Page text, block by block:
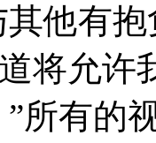
他有
将允
所有的